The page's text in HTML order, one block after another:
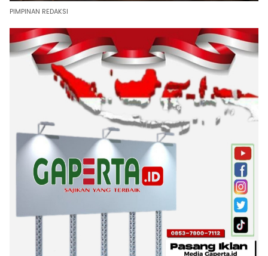
PIMPINAN REDAKSI